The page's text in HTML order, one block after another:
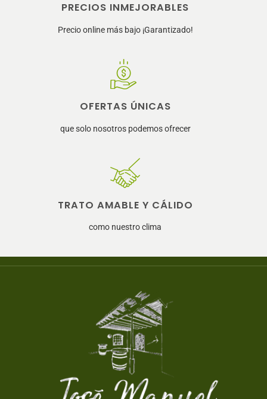
PRECIOS INMEJORABLES
Precio online más bajo ¡Garantizado!
OFERTAS ÚNICAS
que solo nosotros podemos ofrecer
TRATO AMABLE Y CÁLIDO
como nuestro clima